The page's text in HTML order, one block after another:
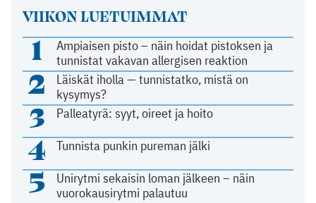
VIIKON LUETUIMMAT
1
Ampiaisen pisto – näin hoidat pistoksen ja
tunnistat vakavan allergisen reaktion
2
Läiskät iholla — tunnistatko, mistä on
kysymys?
3 Palleatyrä: syyt, oireet ja hoito
4 Tunnista punkin pureman jälki
5
Unirytmi sekaisin loman jälkeen – näin
vuorokausirytmi palautuu